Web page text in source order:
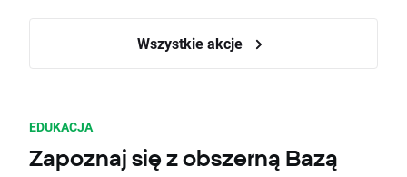
Wszystkie akcje
EDUKACJA
Zapoznaj się z obszerną Bazą